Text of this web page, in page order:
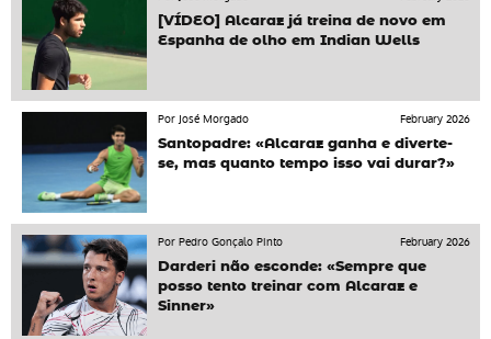
[VÍDEO] Alcaraz já treina de novo em
Espanha de olho em Indian Wells
Por José Morgado
February 2026
Santopadre: «Alcaraz ganha e diverte-
se, mas quanto tempo isso vai durar?»
Por Pedro Gonçalo Pinto
February 2026
Darderi não esconde: «Sempre que
posso tento treinar com Alcaraz e
Sinner»